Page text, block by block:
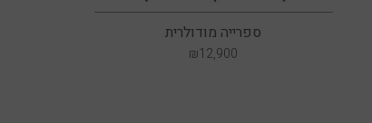
ספרייה מודולרית
₪12,900